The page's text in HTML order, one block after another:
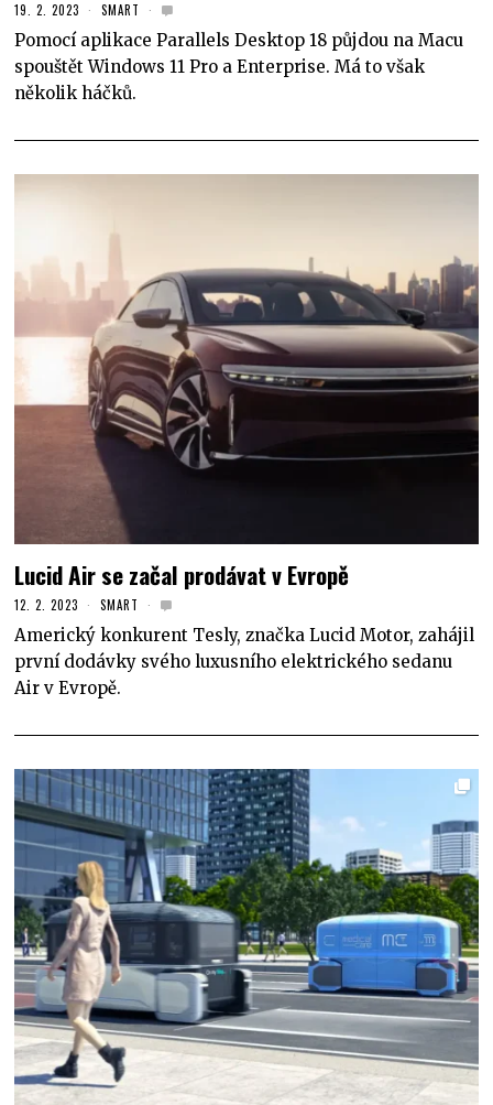
19. 2. 2023 SMART
Pomocí aplikace Parallels Desktop 18 půjdou na Macu
spouštět Windows 11 Pro a Enterprise. Má to však
několik háčků.
Lucid Air se začal prodávat v Evropě
12. 2. 2023 SMART
Americký konkurent Tesly, značka Lucid Motor, zahájil
první dodávky svého luxusního elektrického sedanu
Air v Evropě.